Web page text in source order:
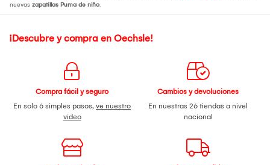
nuevas zapatillas Puma de niño.
¡Descubre y compra en Oechsle!
Compra fácil y seguro
En solo 6 simples pasos, ve nuestro
video
Cambios y devoluciones
En nuestras 26 tiendas a nivel
nacional